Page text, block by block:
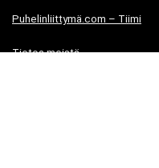
Puhelinliittymä.com – Tiimi
Tietoa meistä